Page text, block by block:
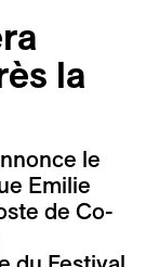
la
le
Emilie
de Co-